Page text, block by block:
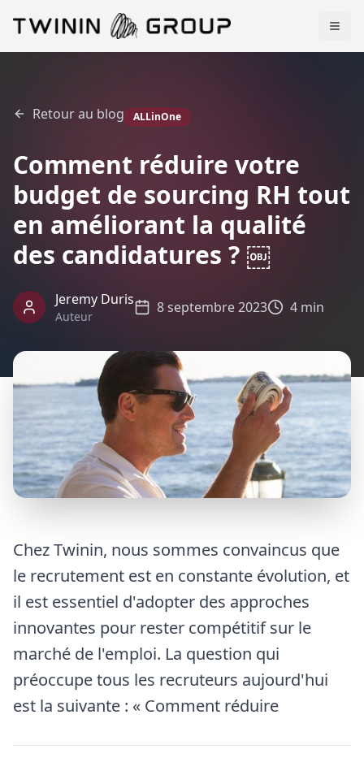
Retour au blog ALLinOne
Comment réduire votre
budget de sourcing RH tout
en améliorant la qualité
des candidatures ? ￼
Jeremy Duris
Auteur
8 septembre 2023 4 min
Chez Twinin, nous sommes convaincus que
le recrutement est en constante évolution, et
il est essentiel d'adopter des approches
innovantes pour rester compétitif sur le
marché de l'emploi. La question qui
préoccupe tous les recruteurs aujourd'hui
est la suivante : « Comment réduire